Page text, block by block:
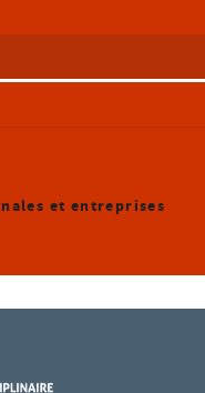
et entreprises